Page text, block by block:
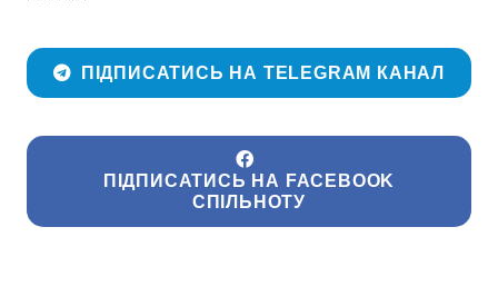
ПІДПИСАТИСЬ НА TELEGRAM КАНАЛ
ПІДПИСАТИСЬ НА FACEBOOK
СПІЛЬНОТУ